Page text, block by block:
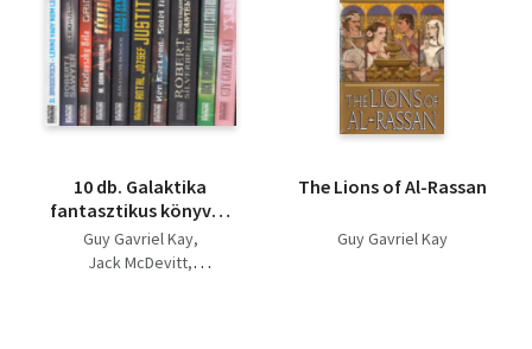
Természettudomány
Történelem
Vallás
10 db. Galaktika
fantasztikus könyvek
(Ysabel + Született
stratéga + Lord
Guy Gavriel Kay
Jack McDevitt
The Lions of Al-Rassan
Guy Gavriel Kay